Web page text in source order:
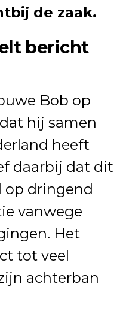
de zaak.
bericht
Bob op
hij samen
heeft
daarbij dat dit
op dringend
vanwege
Het
tot veel
achterban